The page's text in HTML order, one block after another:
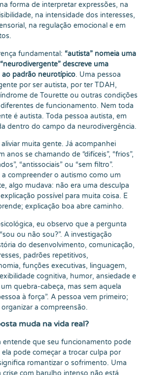
forma de interpretar expressões, na
na intensidade dos interesses,
na regulação emocional e em
fundamental: “autista” nomeia uma
descreve uma
ao padrão neurotípico. Uma pessoa
por ser autista, por ter TDAH,
de Tourette ou outras condições
de funcionamento. Nem toda
é autista. Toda pessoa autista, em
dentro do campo da neurodivergência.
muita gente. Já acompanhei
anos se chamando de “difíceis”, “frios”,
“antissociais” ou “sem filtro”.
compreender o autismo como um
algo mudava: não era uma desculpa
possível para muita coisa. E
explicação boa abre caminho.
eu observo que a pergunta
ou não sou?”. A investigação
do desenvolvimento, comunicação,
padrões repetitivos,
funções executivas, linguagem,
cognitiva, humor, ansiedade e
quebra-cabeça, mas sem aquela
à força”. A pessoa vem primeiro;
a compreensão.
muda na vida real?
entende que seu funcionamento pode
pode começar a trocar culpa por
romantizar o sofrimento. Uma
crise com barulho intenso não está